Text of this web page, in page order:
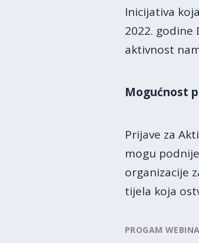
Inicijativa
2022. godine
aktivnost
Mogućnost
Prijave za
mogu
organizacije
tijela koja
PROGAM